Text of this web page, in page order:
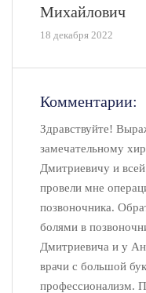
Михайлович
18 декабря 2022
Комментарии:
Здравствуйте!
замечательному
Дмитриевичу и
провели мне
позвоночника.
болями в
Дмитриевича и у
врачи с большой
профессионализм.